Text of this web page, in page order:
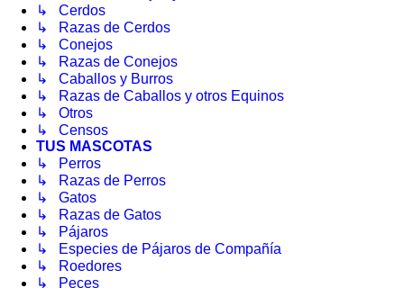
↳ Cerdos
↳ Razas de Cerdos
↳ Conejos
↳ Razas de Conejos
↳ Caballos y Burros
↳ Razas de Caballos y otros Equinos
↳ Otros
↳ Censos
TUS MASCOTAS
↳ Perros
↳ Razas de Perros
↳ Gatos
↳ Razas de Gatos
↳ Pájaros
↳ Especies de Pájaros de Compañía
↳ Roedores
↳ Peces